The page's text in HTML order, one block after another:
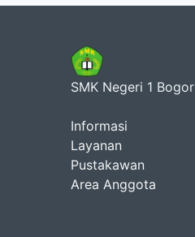
SMK Negeri 1 Bogor
Informasi
Layanan
Pustakawan
Area Anggota